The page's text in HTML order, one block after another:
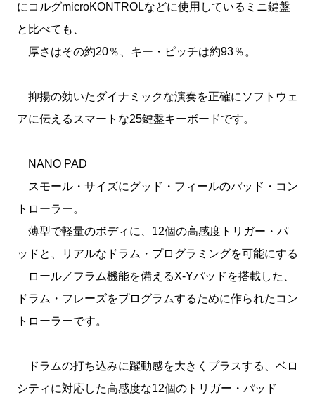
にコルグmicroKONTROLなどに使用しているミニ鍵盤
と比べても、
厚さはその約20％、キー・ピッチは約93％。
抑揚の効いたダイナミックな演奏を正確にソフトウェ
アに伝えるスマートな25鍵盤キーボードです。
NANO PAD
スモール・サイズにグッド・フィールのパッド・コン
トローラー。
薄型で軽量のボディに、12個の高感度トリガー・パ
ッドと、リアルなドラム・プログラミングを可能にする
ロール／フラム機能を備えるX-Yパッドを搭載した、
ドラム・フレーズをプログラムするために作られたコン
トローラーです。
ドラムの打ち込みに躍動感を大きくプラスする、ベロ
シティに対応した高感度な12個のトリガー・パッド